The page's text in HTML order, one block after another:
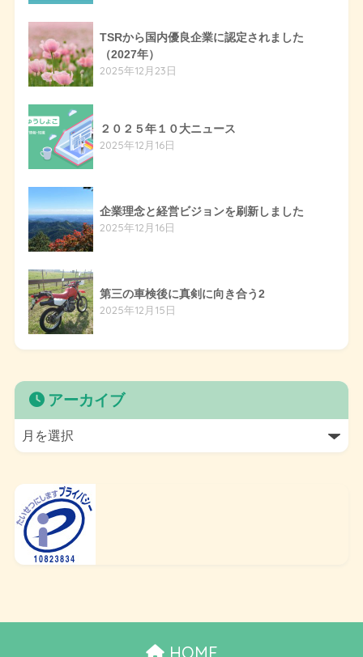
TSRから国内優良企業に認定されました
（2027年）
2025年12月23日
２０２５年１０大ニュース
2025年12月16日
企業理念と経営ビジョンを刷新しました
2025年12月16日
第三の車検後に真剣に向き合う2
2025年12月15日
アーカイブ
HOME